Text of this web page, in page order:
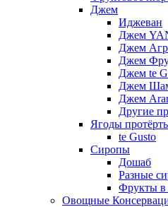
Джем
Иджеван
Джем
Джем
Джем
Джем te
Джем
Джем
Другие
Ягоды
te Gusto
Сиропы
Дошаб
Разные
Фрукты в
Овощные